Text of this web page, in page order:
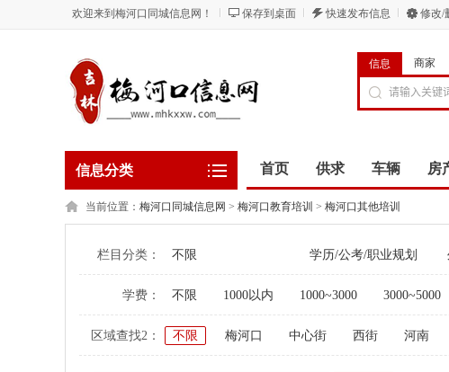
欢迎来到梅河口同城信息网！ 保存到桌面 快速发布信息 修改/
信息 商家
信息分类 首页 供求 车辆 房
当前位置： 梅河口同城信息网 > 梅河口教育培训 > 梅河口其他培训
栏目分类： 不限 学历/公考/职业规划
学费： 不限 1000以内 1000~3000 3000~5000
区域查找2： 不限 梅河口 中心街 西街 河南